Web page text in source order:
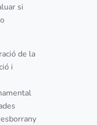
si
o
de la
i